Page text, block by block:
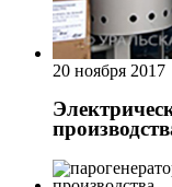
20 ноября 2017